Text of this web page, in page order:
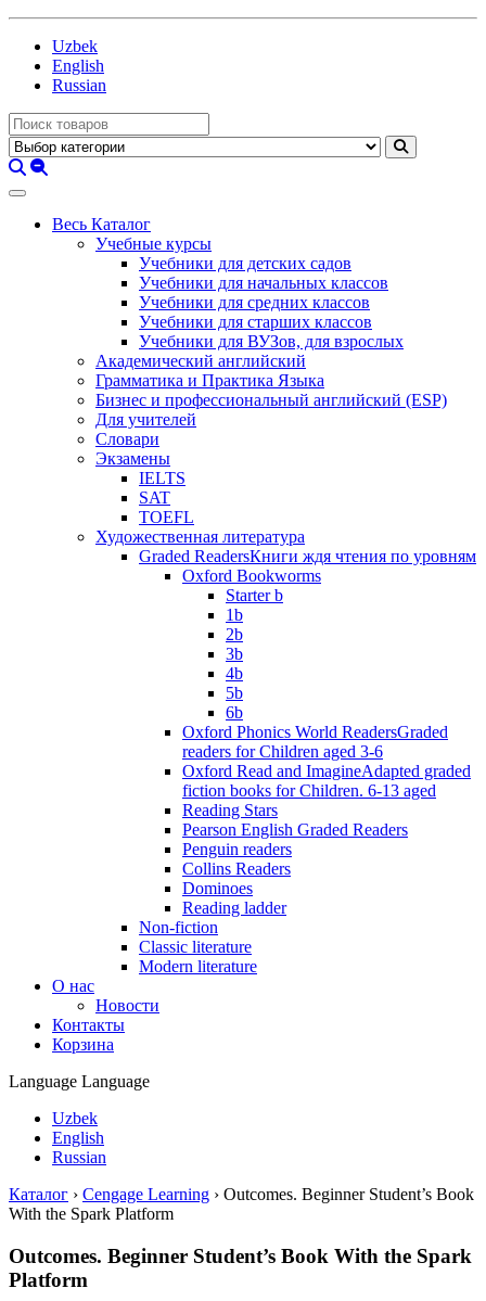
Uzbek
English
Russian
Весь Каталог
Учебные курсы
Учебники для детских садов
Учебники для начальных классов
Учебники для средних классов
Учебники для старших классов
Учебники для ВУЗов, для взрослых
Академический английский
Грамматика и Практика Языка
Бизнес и профессиональный английский (ESP)
Для учителей
Словари
Экзамены
IELTS
SAT
TOEFL
Художественная литература
Graded ReadersКниги ждя чтения по уровням
Oxford Bookworms
Starter b
1b
2b
3b
4b
5b
6b
Oxford Phonics World ReadersGraded
readers for Children aged 3-6
Oxford Read and ImagineAdapted graded
fiction books for Children. 6-13 aged
Reading Stars
Pearson English Graded Readers
Penguin readers
Collins Readers
Dominoes
Reading ladder
Non-fiction
Classic literature
Modern literature
О нас
Новости
Контакты
Корзина
Language Language
Uzbek
English
Russian
Каталог › Cengage Learning › Outcomes. Beginner Student’s Book
With the Spark Platform
Outcomes. Beginner Student’s Book With the Spark
Platform